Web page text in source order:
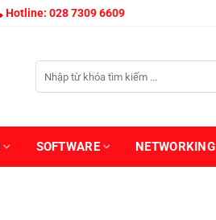
Hotline: 028 7309 6609
SOFTWARE NETWORKING